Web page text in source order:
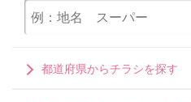
都道府県からチラシを探す